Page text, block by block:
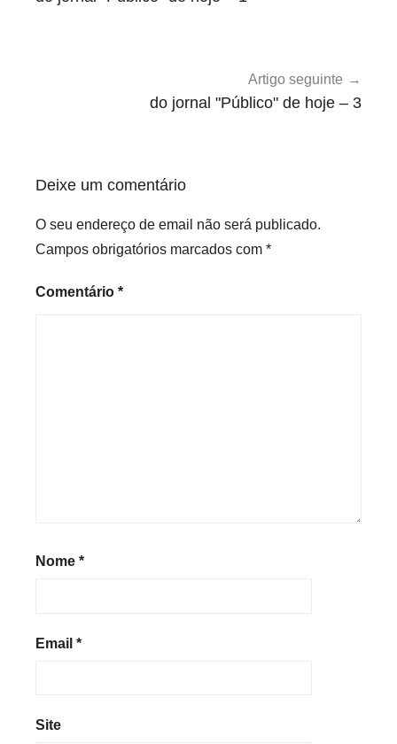
e
Artigo seguinte
do jornal "Público" de hoje – 3
Deixe um comentário
O seu endereço de email não será publicado.
Campos obrigatórios marcados com *
Comentário *
Nome *
Email *
Site